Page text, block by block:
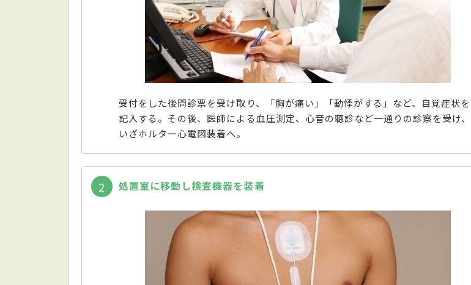
受付をした後問診票を受け取り、「胸が痛い」「動悸がする」など、自覚症状を
記入する。その後、医師による血圧測定、心音の聴診など一通りの診察を受け、
いざホルター心電図装着へ。
2 処置室に移動し検査機器を装着